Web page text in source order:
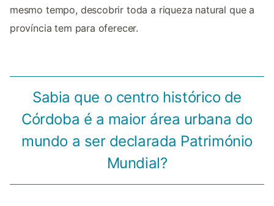
mesmo tempo, descobrir toda a riqueza natural que a
província tem para oferecer.
Sabia que o centro histórico de
Córdoba é a maior área urbana do
mundo a ser declarada Património
Mundial?